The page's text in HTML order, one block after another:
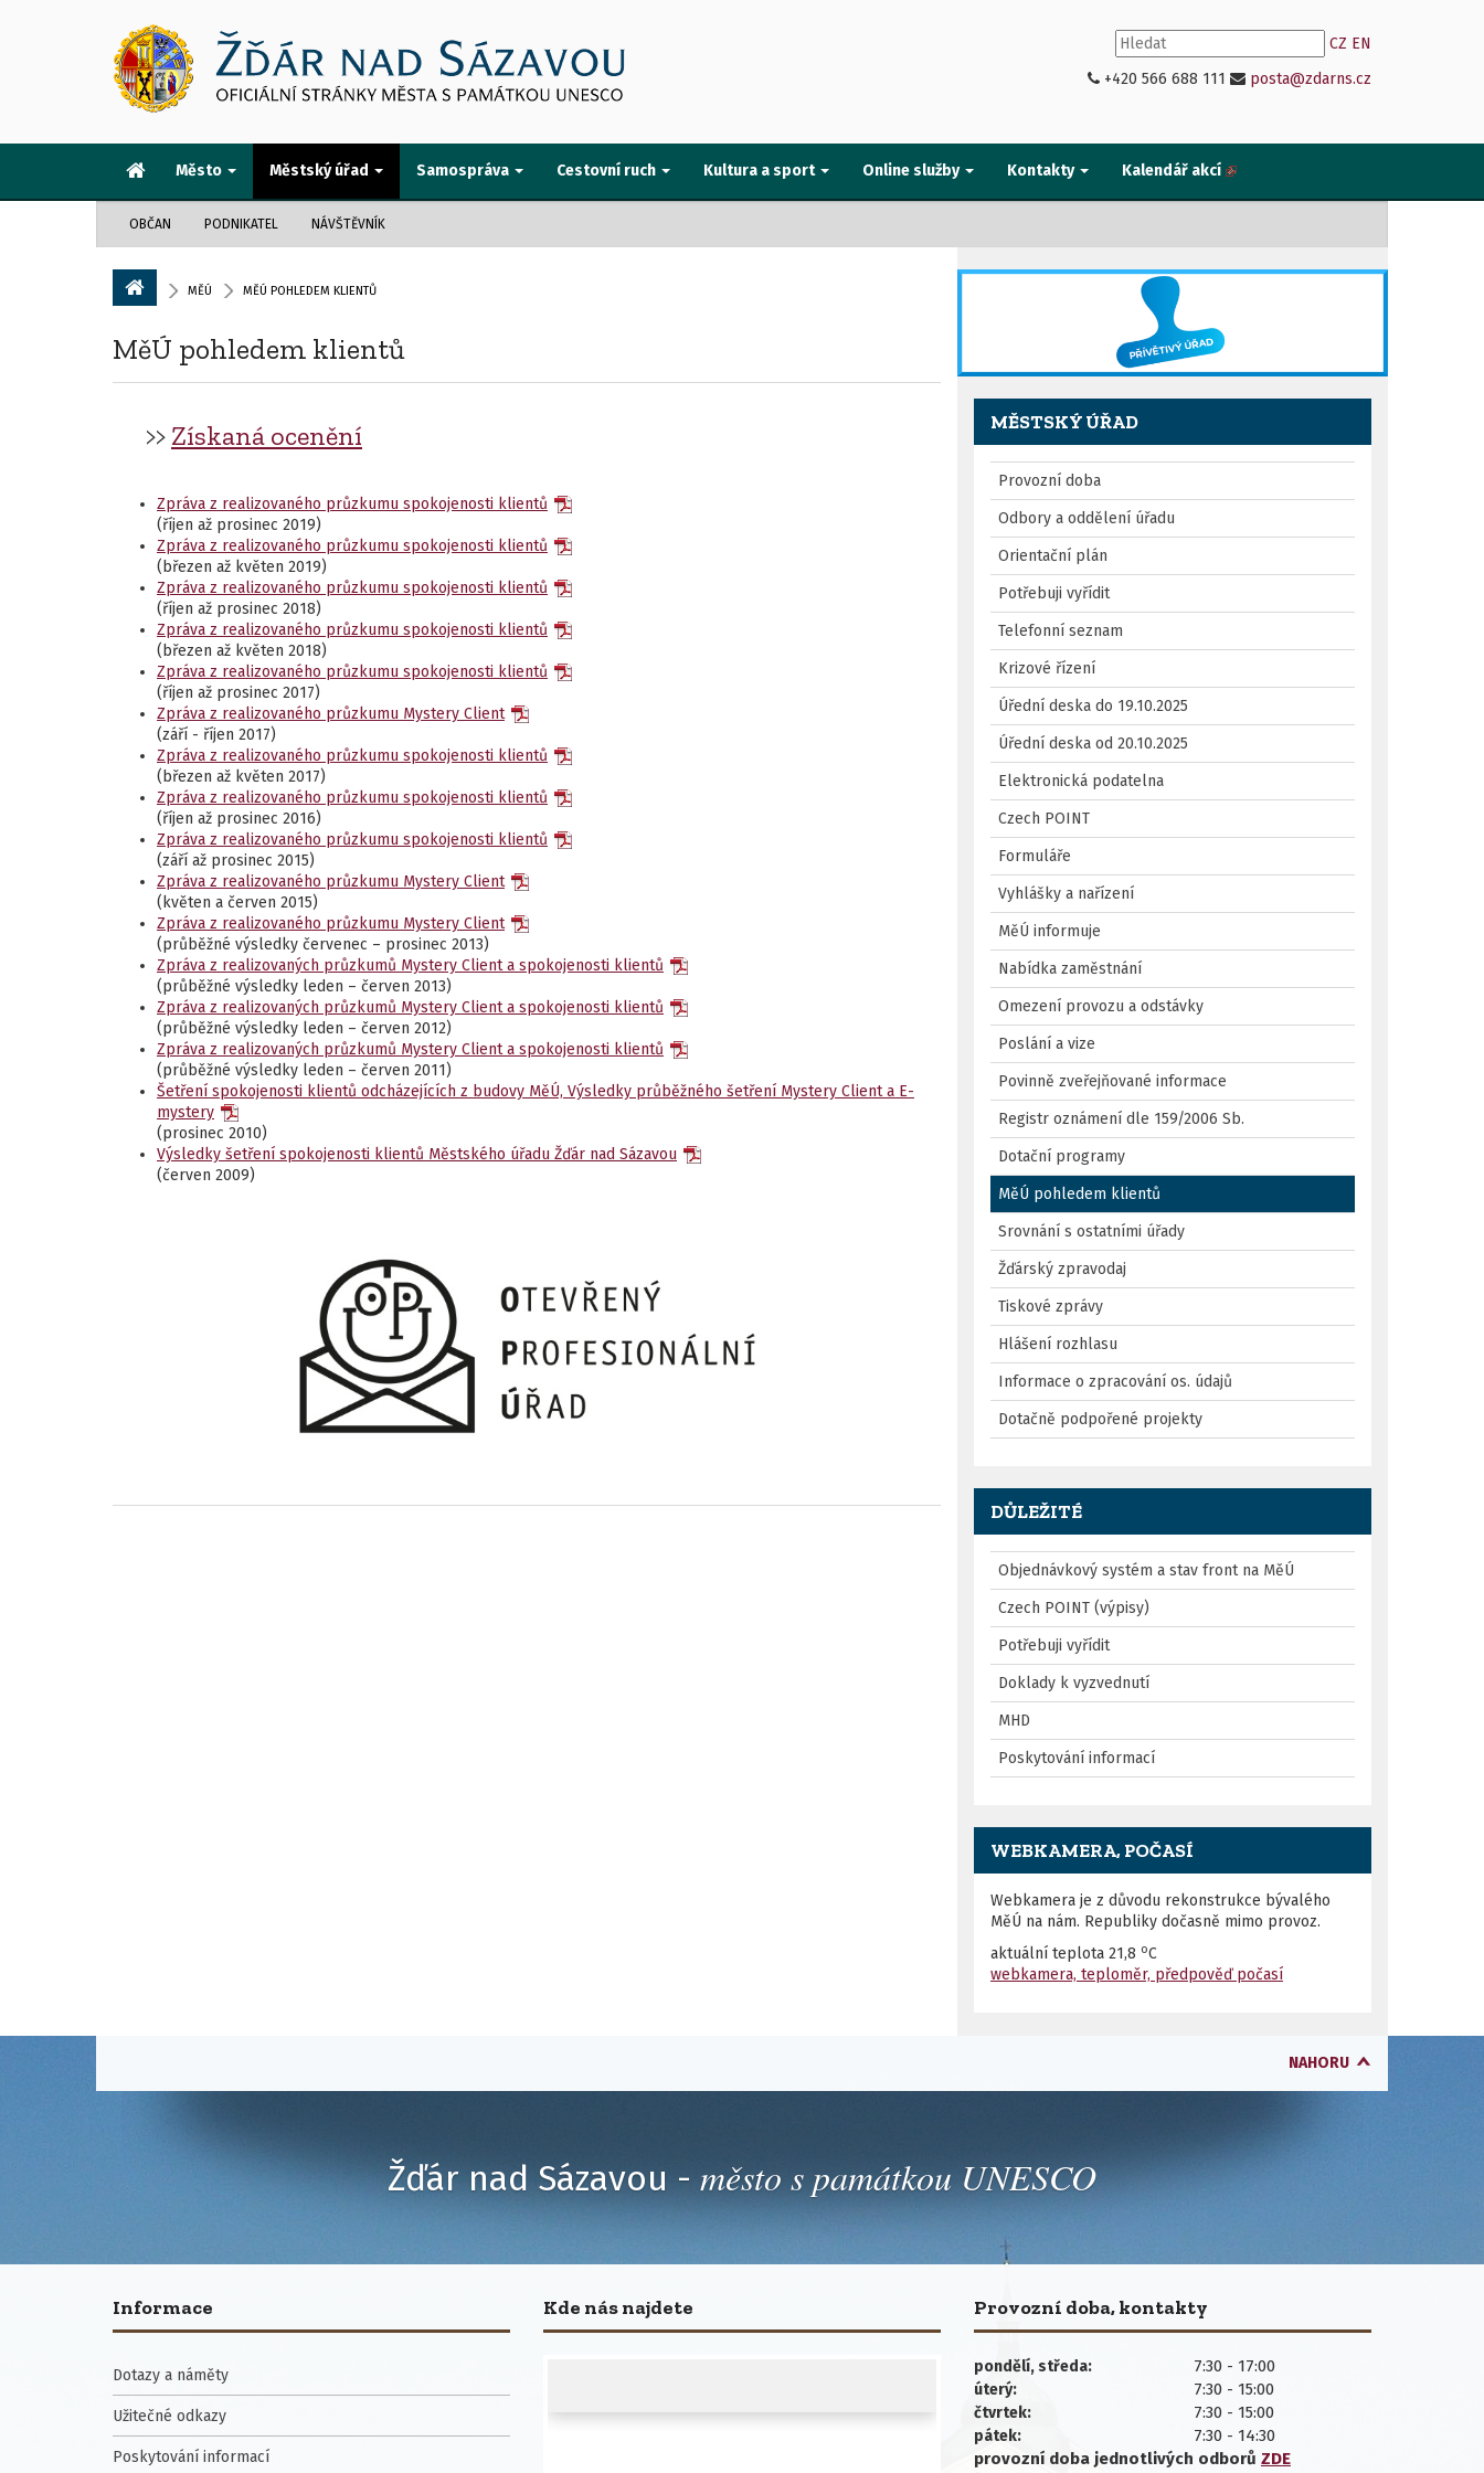
CZ EN
+420 566 688 111
posta@zdarns.cz
Město Městský úřad Samospráva Cestovní ruch Kultura a sport Online služby Kontakty Kalendář akcí
OBČAN PODNIKATEL NÁVŠTĚVNÍK
MĚÚ MĚÚ POHLEDEM KLIENTŮ
MěÚ pohledem klientů
>> Získaná ocenění
Zpráva z realizovaného průzkumu spokojenosti klientů
(říjen až prosinec 2019)
Zpráva z realizovaného průzkumu spokojenosti klientů
(březen až květen 2019)
Zpráva z realizovaného průzkumu spokojenosti klientů
(říjen až prosinec 2018)
Zpráva z realizovaného průzkumu spokojenosti klientů
(březen až květen 2018)
Zpráva z realizovaného průzkumu spokojenosti klientů
(říjen až prosinec 2017)
Zpráva z realizovaného průzkumu Mystery Client
(září - říjen 2017)
Zpráva z realizovaného průzkumu spokojenosti klientů
(březen až květen 2017)
Zpráva z realizovaného průzkumu spokojenosti klientů
(říjen až prosinec 2016)
Zpráva z realizovaného průzkumu spokojenosti klientů
(září až prosinec 2015)
Zpráva z realizovaného průzkumu Mystery Client
(květen a červen 2015)
Zpráva z realizovaného průzkumu Mystery Client
(průběžné výsledky červenec – prosinec 2013)
Zpráva z realizovaných průzkumů Mystery Client a spokojenosti klientů
(průběžné výsledky leden – červen 2013)
Zpráva z realizovaných průzkumů Mystery Client a spokojenosti klientů
(průběžné výsledky leden – červen 2012)
Zpráva z realizovaných průzkumů Mystery Client a spokojenosti klientů
(průběžné výsledky leden – červen 2011)
Šetření spokojenosti klientů odcházejících z budovy MěÚ, Výsledky průběžného šetření Mystery Client a E-
mystery
(prosinec 2010)
Výsledky šetření spokojenosti klientů Městského úřadu Žďár nad Sázavou
(červen 2009)
MĚSTSKÝ ÚŘAD
Provozní doba
Odbory a oddělení úřadu
Orientační plán
Potřebuji vyřídit
Telefonní seznam
Krizové řízení
Úřední deska do 19.10.2025
Úřední deska od 20.10.2025
Elektronická podatelna
Czech POINT
Formuláře
Vyhlášky a nařízení
MěÚ informuje
Nabídka zaměstnání
Omezení provozu a odstávky
Poslání a vize
Povinně zveřejňované informace
Registr oznámení dle 159/2006 Sb.
Dotační programy
MěÚ pohledem klientů
Srovnání s ostatními úřady
Žďárský zpravodaj
Tiskové zprávy
Hlášení rozhlasu
Informace o zpracování os. údajů
Dotačně podpořené projekty
DŮLEŽITÉ
Objednávkový systém a stav front na MěÚ
Czech POINT (výpisy)
Potřebuji vyřídit
Doklady k vyzvednutí
MHD
Poskytování informací
WEBKAMERA, POČASÍ
Webkamera je z důvodu rekonstrukce bývalého
MěÚ na nám. Republiky dočasně mimo provoz.
aktuální teplota 21,8 oC
webkamera, teploměr, předpověď počasí
NAHORU
Žďár nad Sázavou - město s památkou UNESCO
Informace
Dotazy a náměty
Užitečné odkazy
Poskytování informací
Provozní doba, kontakty
pondělí, středa: 7:30 - 17:00
úterý: 7:30 - 15:00
čtvrtek: 7:30 - 15:00
pátek:
7:30 - 14:30
provozní doba jednotlivých odborů ZDE
Kde nás najdete